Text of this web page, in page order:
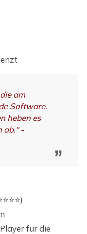
am
Software.
heben es
ab."-
für die